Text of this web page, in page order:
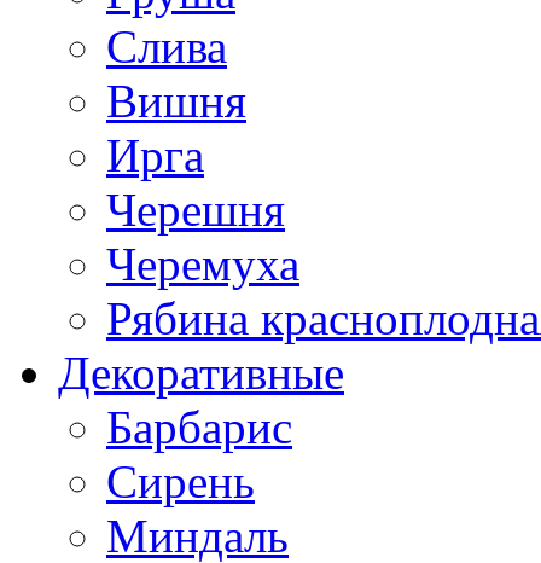
Слива
Вишня
Ирга
Черешня
Черемуха
Рябина
Декоративные
Барбарис
Сирень
Миндаль